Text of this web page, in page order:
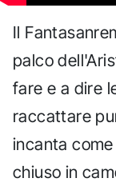
Il
palco
fare e a dire
raccattare
incanta
chiuso in